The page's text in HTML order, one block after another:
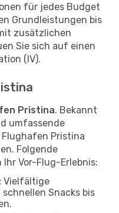
für jedes Budget
Grundleistungen bis
zusätzlichen
Sie sich auf einen
(IV).
Pristina. Bekannt
umfassende
Pristina
Folgende
Vor-Flug-Erlebnis:
Vielfältige
Snacks bis